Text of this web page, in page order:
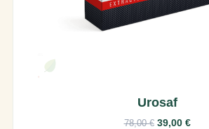
Urosaf
78,00 €39,00 €